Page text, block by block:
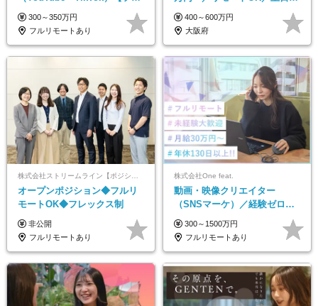
ックス/フルリモ】未経験OK
｜Web研修1年間｜副業OK
300～350万円
フルリモートあり
休み／生成AIを活用できる方
歓迎
400～600万円
大阪府
株式会社ストリームライン【ポジションマッチ登録】
オープンポジション◆フルリ
モートOK◆フレックス制
非公開
フルリモートあり
株式会社One feat.
動画・映像クリエイター
（SNSマーケ）／経験ゼロか
ら一流へ／フルリモートOK／
月給30万円～／年休130日以上
300～1500万円
フルリモートあり